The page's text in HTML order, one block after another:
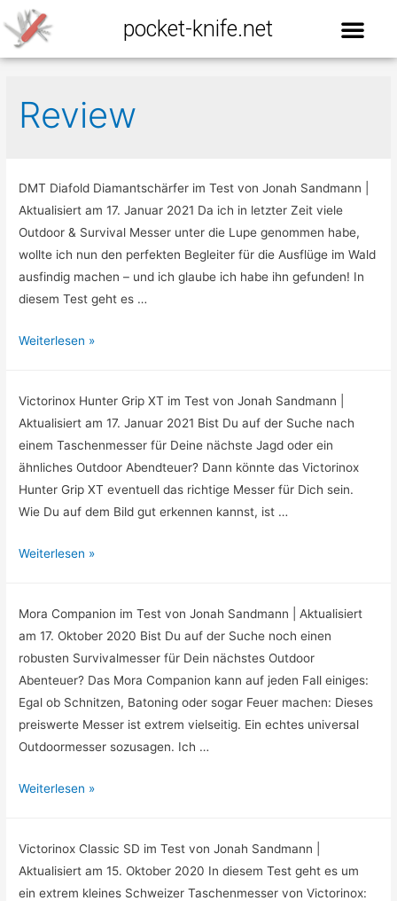
pocket-knife.net
Review
DMT Diafold Diamantschärfer im Test von Jonah Sandmann |
Aktualisiert am 17. Januar 2021 Da ich in letzter Zeit viele
Outdoor & Survival Messer unter die Lupe genommen habe,
wollte ich nun den perfekten Begleiter für die Ausflüge im Wald
ausfindig machen – und ich glaube ich habe ihn gefunden! In
diesem Test geht es …
Weiterlesen »
Victorinox Hunter Grip XT im Test von Jonah Sandmann |
Aktualisiert am 17. Januar 2021 Bist Du auf der Suche nach
einem Taschenmesser für Deine nächste Jagd oder ein
ähnliches Outdoor Abendteuer? Dann könnte das Victorinox
Hunter Grip XT eventuell das richtige Messer für Dich sein.
Wie Du auf dem Bild gut erkennen kannst, ist …
Weiterlesen »
Mora Companion im Test von Jonah Sandmann | Aktualisiert
am 17. Oktober 2020 Bist Du auf der Suche noch einen
robusten Survivalmesser für Dein nächstes Outdoor
Abenteuer? Das Mora Companion kann auf jeden Fall einiges:
Egal ob Schnitzen, Batoning oder sogar Feuer machen: Dieses
preiswerte Messer ist extrem vielseitig. Ein echtes universal
Outdoormesser sozusagen. Ich …
Weiterlesen »
Victorinox Classic SD im Test von Jonah Sandmann |
Aktualisiert am 15. Oktober 2020 In diesem Test geht es um
ein extrem kleines Schweizer Taschenmesser von Victorinox: